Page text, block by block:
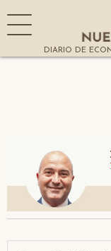
DIARIO DE